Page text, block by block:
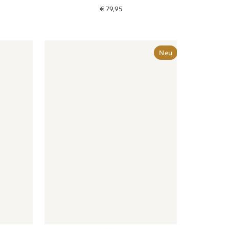
€79,95
Behang - Lentebloem - oudroze
Neu
Behang - Lentebloem - oudroze